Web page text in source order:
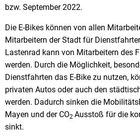
bzw. September 2022.
Die E-Bikes können von allen
Mitarbeitern der Stadt für
Lastenrad kann von Mitarbeitern des
werden. Durch die Möglichkeit,
Dienstfahrten das E-Bike zu nutzen,
privaten Autos oder auch den
werden. Dadurch sinken die
Mayen und der CO2 Ausstoß für die
sinkt.